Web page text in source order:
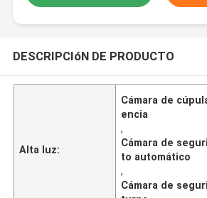
DESCRIPCIóN DE PRODUCTO
Alta luz:
Cámara de
encia
,
Cámara de
to automático
,
Cámara de